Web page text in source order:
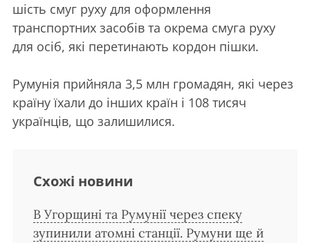
шість смуг руху для оформлення
транспортних засобів та окрема смуга руху
для осіб, які перетинають кордон пішки.
Румунія прийняла 3,5 млн громадян, які через
країну їхали до інших країн і 108 тисяч
українців, що залишилися.
Схожі новини
В Угорщині та Румунії через спеку
зупинили атомні станції. Румуни ще й